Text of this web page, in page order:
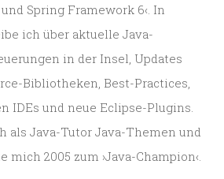
Spring Framework 6‹. In
ich über aktuelle Java-
in der Insel, Updates
Bibliotheken, Best-Practices,
IDEs und neue Eclipse-Plugins.
als Java-Tutor Java-Themen und
mich 2005 zum ›Java-Champion‹.